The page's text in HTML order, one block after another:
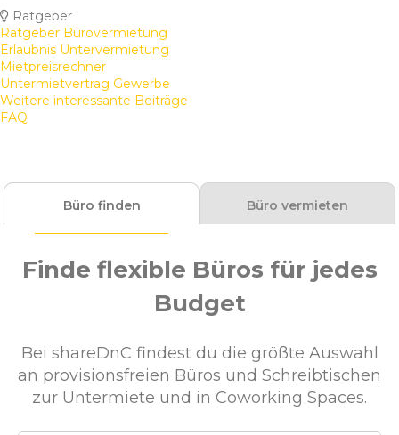
Ratgeber
Ratgeber Bürovermietung
Erlaubnis Untervermietung
Mietpreisrechner
Untermietvertrag Gewerbe
Weitere interessante Beiträge
FAQ
Büro finden Büro vermieten
Finde flexible Büros für jedes
Budget
Bei shareDnC findest du die größte Auswahl
an provisionsfreien Büros und Schreibtischen
zur Untermiete und in Coworking Spaces.